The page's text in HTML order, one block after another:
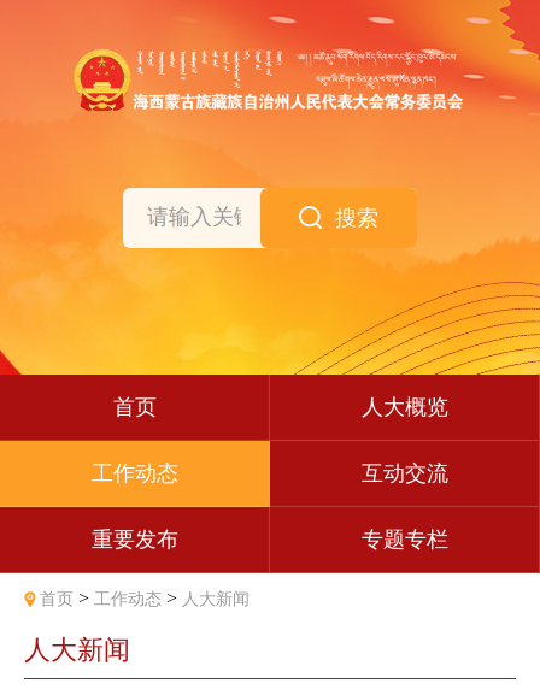
搜索
首页 人大概览
工作动态 互动交流
重要发布 专题专栏
首页 > 工作动态 > 人大新闻
人大新闻